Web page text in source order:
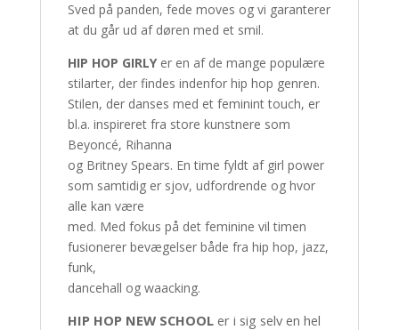
Sved på panden, fede moves og vi garanterer
at du går ud af døren med et smil.
HIP HOP GIRLY er en af de mange populære
stilarter, der findes indenfor hip hop genren.
Stilen, der danses med et feminint touch, er
bl.a. inspireret fra store kunstnere som
Beyoncé, Rihanna
og Britney Spears. En time fyldt af girl power
som samtidig er sjov, udfordrende og hvor
alle kan være
med. Med fokus på det feminine vil timen
fusionerer bevægelser både fra hip hop, jazz,
funk,
dancehall og waacking.
HIP HOP NEW SCHOOLer i sig selv en hel